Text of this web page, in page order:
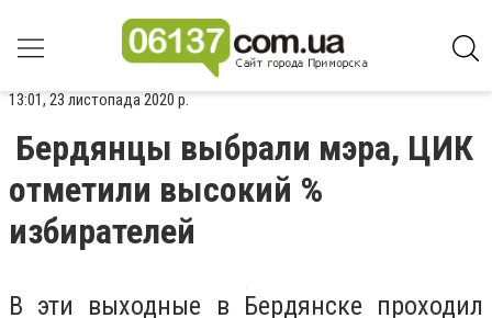
13:01, 23 листопада 2020 р.
Бердянцы выбрали мэра, ЦИК
отметили высокий %
избирателей
В эти выходные в Бердянске проходил